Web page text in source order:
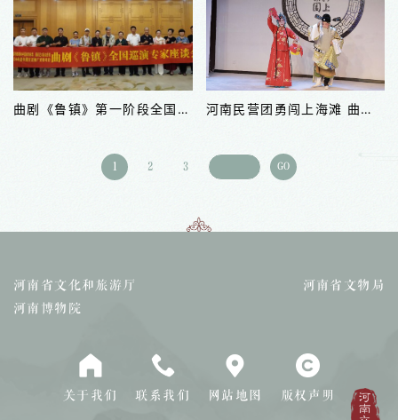
曲剧《鲁镇》第一阶段全国巡演在郑圆满收官 河南民营团勇闯上海滩 曲剧“海派”经典唱响海上梨园
1 2 3 GO
河南省文化和旅游厅
河南省文物局
河南博物院
关于我们 联系我们 网站地图 版权声明